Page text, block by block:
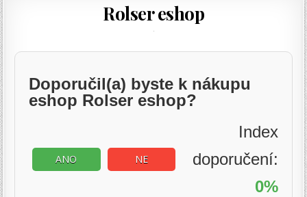
Rolser eshop
Doporučil(a) byste k nákupu
eshop Rolser eshop?
ANO NE
Index
doporučení:
0%